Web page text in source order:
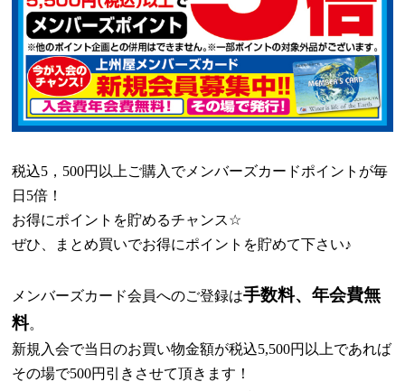
税込5 ， 500円以上ご購入でメンバーズカードポイントが毎
日 5倍！
お得にポイントを貯めるチャンス☆
ぜひ、まとめ買いでお得にポイントを貯めて下さい♪
メンバーズカード会員へのご登録は手数料、年会費無
料。
新規入会で当日のお買い物金額が税込5,500円以上であれば
その場で500円引きさせて頂きます！